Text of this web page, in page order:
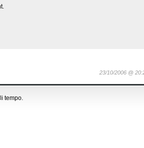
23/10/2006 @
tempo.